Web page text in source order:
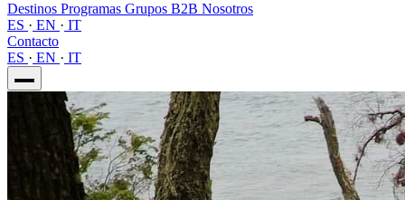
Destinos Programas Grupos B2B Nosotros
ES · EN · IT
Contacto
ES · EN · IT